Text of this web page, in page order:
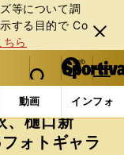
等について調
する⽬的で Co
ら
閉じ
る
web Sportiva (webスポルティーバ)
検索
マイペ
ー
ジ
メニュ
動画 インフォ
山優真、三原舞依、
、樋口新
ォトギャラ